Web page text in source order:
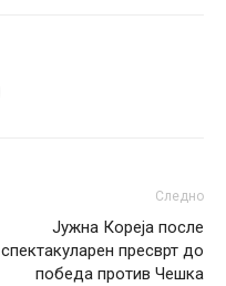
Следно
Јужна Кореја после
спектакуларен пресврт до
победа против Чешка